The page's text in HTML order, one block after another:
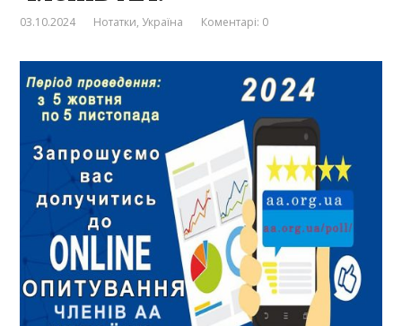
03.10.2024 Нотатки, Україна Коментарі: 0